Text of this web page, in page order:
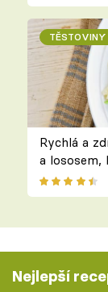
TĚSTOVINY
Rychlá a
a lososem,
Nejlepší